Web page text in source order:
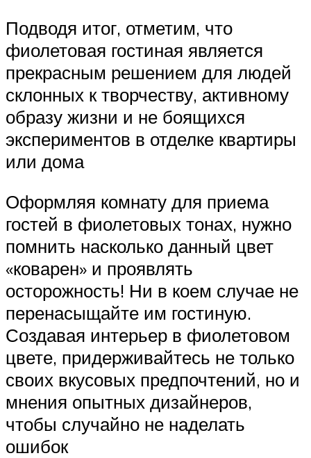
Подводя итог, отметим, что
фиолетовая гостиная является
прекрасным решением для людей
склонных к творчеству, активному
образу жизни и не боящихся
экспериментов в отделке квартиры
или дома
Оформляя комнату для приема
гостей в фиолетовых тонах, нужно
помнить насколько данный цвет
«коварен» и проявлять
осторожность! Ни в коем случае не
перенасыщайте им гостиную.
Создавая интерьер в фиолетовом
цвете, придерживайтесь не только
своих вкусовых предпочтений, но и
мнения опытных дизайнеров,
чтобы случайно не наделать
ошибок